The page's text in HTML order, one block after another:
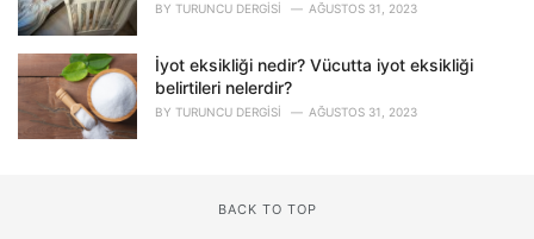
BY TURUNCU DERGISI AĞUSTOS 31, 2023
İyot eksikliği nedir? Vücutta iyot eksikliği
belirtileri nelerdir?
BY TURUNCU DERGISI AĞUSTOS 31, 2023
BACK TO TOP